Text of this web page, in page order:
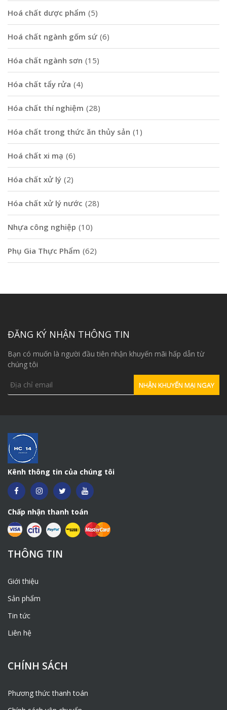
Hoá chất dược phẩm (5)
Hoá chất ngành gốm sứ (6)
Hóa chất ngành sơn (15)
Hóa chất tẩy rửa (4)
Hóa chất thí nghiệm (28)
Hóa chất trong thức ăn thủy sản (1)
Hoá chất xi mạ (6)
Hóa chất xử lý (2)
Hóa chất xử lý nước (28)
Nhựa công nghiệp (10)
Phụ Gia Thực Phẩm (62)
ĐĂNG KÝ NHẬN THÔNG TIN
Bạn có muốn là người đầu tiên nhận khuyến mãi hấp dẫn từ
chúng tôi
Kênh thông tin của chúng tôi
Chấp nhận thanh toán
THÔNG TIN
Giới thiệu
Sản phẩm
Tin tức
Liên hệ
CHÍNH SÁCH
Phương thức thanh toán